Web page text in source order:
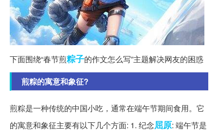
下面围绕“春节煎粽子的作文怎么写”主题解决网友的困惑
煎粽的寓意和象征?
煎粽是一种传统的中国小吃，通常在端午节期间食用。它
的寓意和象征主要有以下几个方面: 1. 纪念屈原: 端午节是